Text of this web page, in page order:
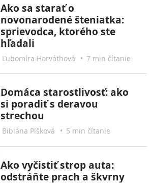
Ako sa starať o
novonarodené šteniatka:
sprievodca, ktorého ste
hľadali
Ľubomíra Horváthová • 7 min čítanie
Domáca starostlivosť: ako
si poradiť s deravou
strechou
Bibiána Plšková • 5 min čítanie
Ako vyčistiť strop auta:
odstráňte prach a škvrny